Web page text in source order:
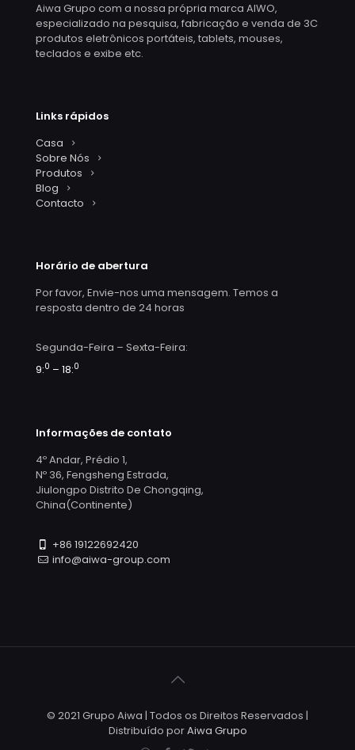
Aiwa Grupo com a nossa própria marca AIWO,
especializado na pesquisa, fabricação e venda de 3C
produtos eletrônicos portáteis, tablets, mouses,
teclados e exibe etc.
Links rápidos
Casa
Sobre Nós
Produtos
Blog
Contacto
Horário de abertura
Por favor, Envie-nos uma mensagem. Temos a
resposta dentro de 24 horas
Segunda-Feira – Sexta-Feira:
9:0 – 18:0
Informações de contato
4º Andar, Prédio 1,
Nº 36, Fengsheng Estrada,
Jiulongpo Distrito De Chongqing,
China(Continente)
+86 19122692420
info@aiwa-group.com
© 2021 Grupo Aiwa | Todos os Direitos Reservados |
Distribuído porAiwa Grupo